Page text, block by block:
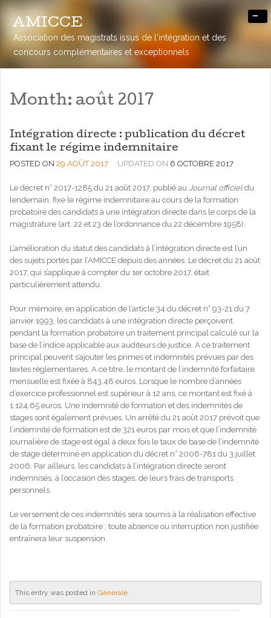
AMICCE
Association des magistrats issus de l'intégration et des
concours complémentaires et exceptionnels
-
Month: août 2017
Intégration directe : publication du décret
fixant le régime indemnitaire
POSTED ON 29 AOÛT 2017 UPDATED ON 6 OCTOBRE 2017
Le décret n° 2017-1285 du 21 août 2017, publié au Journal officiel du
lendemain, fixe le régime indemnitaire au cours de la formation
probatoire des candidats à une intégration directe dans le corps de la
magistrature (art. 22 et 23 de l’ordonnance du 22 décembre 1958).
L’amélioration du statut des candidats à l’intégration directe est l’un
des sujets portés par l’AMICCE depuis des années. Le décret du 21 août
2017, qui s’applique à compter du 1er octobre 2017, était
particulièrement attendu.
Pour mémoire, en application de l’article 34 du décret n° 93-21 du 7
janvier 1993, les candidats à une intégration directe perçoivent
pendant la formation probatoire un traitement principal calculé sur la
base de l’indice applicable aux auditeurs de justice. A ce traitement
principal peuvent s’ajouter les primes et indemnités prévues par des
textes réglementaires. A ce titre, le montant de l’indemnité forfaitaire
mensuelle est fixée à 843,48 euros. Lorsque le nombre d’années
d’exercice professionnel est supérieur à 12 ans, ce montant est fixé à
1.124,65 euros. Une indemnité de formation et des indemnités de
stages sont également prévues. Un arrêté du 21 août 2017 prévoit que
l’indemnité de formation est de 321 euros par mois et que l’indemnité
journalière de stage est égal à deux fois le taux de base de l’indemnité
de stage déterminé en application du décret n° 2006-781 du 3 juillet
2006. Par ailleurs, les candidats à l’intégration directe seront
indemnisés, à l’occasion des stages, de leurs frais de transports
personnels.
Le versement de ces indemnités sera soumis à la réalisation effective
de la formation probatoire ; toute absence ou interruption non justifiée
entraînera leur suspension.
This entry was posted in Générale.